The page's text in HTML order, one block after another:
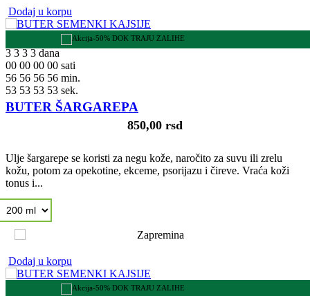
Dodaj u korpu
-50% DOK TRAJU ZALIHE
3 3 3 3 dana
00 00 00 00 sati
56 56 56 56 min.
52 52 52 52 sek.
BUTER ŠARGAREPA
850,00 rsd
Ulje šargarepe se koristi za negu kože, naročito za suvu ili zrelu
kožu, potom za opekotine, ekceme, psorijazu i čireve. Vraća koži
tonus i...
Dodaj u korpu
-50% DOK TRAJU ZALIHE